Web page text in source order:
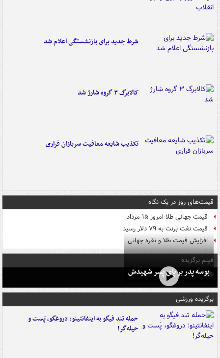
شرط جدید برای بازنشستگی اعلام شد
کالابرگ ۳ گروه شارژ شد
تکذیب شایعه معافیت سربازان فراری
قیمت‌های روز در یک نگاه
قیمت جهانی طلا امروز ۱۵ مرداد
قیمت نفت برنت به ۷۹ دلار رسید
افزایش قیمت طلا و نقره جهانی
فیلم برگزیده
بوسه‌ پدر بر پای پسر شهیدش
برگزیده ورزشی
حمله تند فیگو به اینفانتینو: دروغگو، پَست‌ و
حیله‌گر!